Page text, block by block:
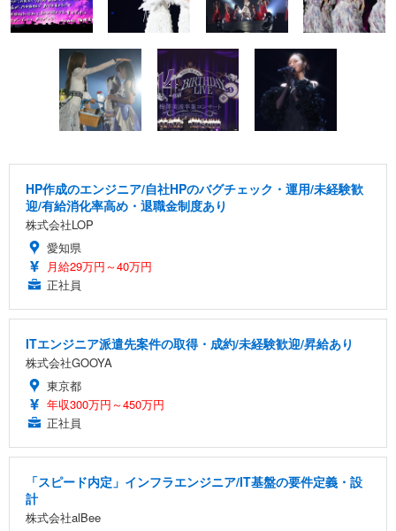
HP作成のエンジニア/自社HPのバグチェック・運用/未経験歓
迎/有給消化率高め・退職金制度あり
株式会社LOP
愛知県
月給29万円～40万円
正社員
ITエンジニア派遣先案件の取得・成約/未経験歓迎/昇給あり
株式会社GOOYA
東京都
年収300万円～450万円
正社員
「スピード内定」インフラエンジニア/IT基盤の要件定義・設
計
株式会社alBee